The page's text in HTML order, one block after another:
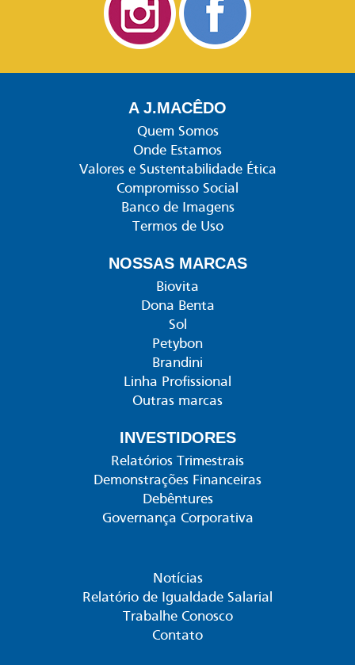
A J.MACÊDO
Quem Somos
Onde Estamos
Valores e Sustentabilidade Ética
Compromisso Social
Banco de Imagens
Termos de Uso
NOSSAS MARCAS
Biovita
Dona Benta
Sol
Petybon
Brandini
Linha Profissional
Outras marcas
INVESTIDORES
Relatórios Trimestrais
Demonstrações Financeiras
Debêntures
Governança Corporativa
Notícias
Relatório de Igualdade Salarial
Trabalhe Conosco
Contato